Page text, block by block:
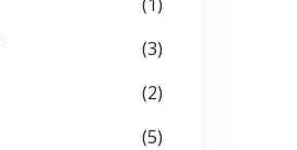
(3)
(2)
(5)